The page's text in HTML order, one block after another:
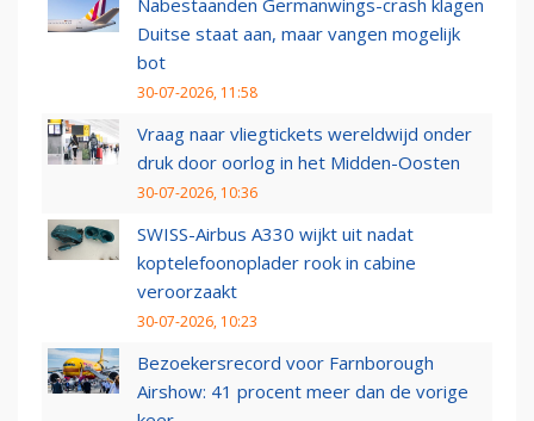
Nabestaanden Germanwings-crash klagen
Duitse staat aan, maar vangen mogelijk
bot
30-07-2026, 11:58
Vraag naar vliegtickets wereldwijd onder
druk door oorlog in het Midden-Oosten
30-07-2026, 10:36
SWISS-Airbus A330 wijkt uit nadat
koptelefoonoplader rook in cabine
veroorzaakt
30-07-2026, 10:23
Bezoekersrecord voor Farnborough
Airshow: 41 procent meer dan de vorige